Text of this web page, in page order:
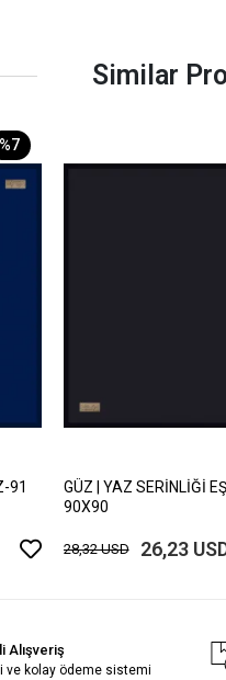
Similar
%7
91
GÜZ | YAZ SERİNLİĞİ
90X90
28,32 USD 26,23
Alışveriş
ve kolay ödeme sistemi